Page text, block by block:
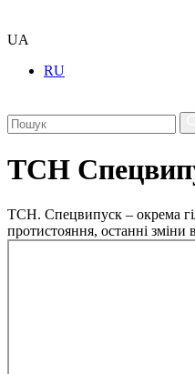
UA
RU
ТСН
ТСН. Спецвипуск – окрема
протистояння, останні